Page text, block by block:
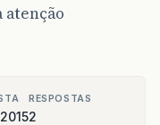
RESPOSTAS
2